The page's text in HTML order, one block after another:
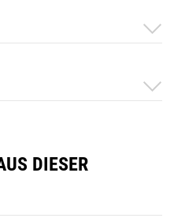
DIESER